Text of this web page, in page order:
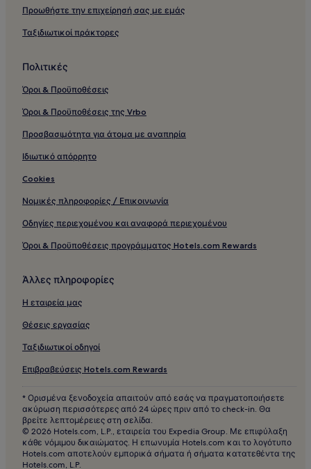
Προωθήστε την επιχείρησή σας με εμάς
Ταξιδιωτικοί πράκτορες
Πολιτικές
Όροι & Προϋποθέσεις
Όροι & Προϋποθέσεις της Vrbo
Προσβασιμότητα για άτομα με αναπηρία
Ιδιωτικό απόρρητο
Cookies
Νομικές πληροφορίες / Επικοινωνία
Οδηγίες περιεχομένου και αναφορά περιεχομένου
Όροι & Προϋποθέσεις προγράμματος Hotels.com Rewards
Άλλες πληροφορίες
Η εταιρεία μας
Θέσεις εργασίας
Ταξιδιωτικοί οδηγοί
Επιβραβεύσεις Hotels.com Rewards
* Ορισμένα ξενοδοχεία απαιτούν από εσάς να πραγματοποιήσετε
ακύρωση περισσότερες από 24 ώρες πριν από το check-in. Θα
βρείτε λεπτομέρειες στη σελίδα.
© 2026 Hotels.com, L.P., εταιρεία του Expedia Group. Με επιφύλαξη
κάθε νόμιμου δικαιώματος. Η επωνυμία Hotels.com και το λογότυπο
Hotels.com αποτελούν εμπορικά σήματα ή σήματα κατατεθέντα της
Hotels.com, L.P.